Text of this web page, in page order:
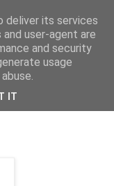
condividere
deliver its services
user-agent are
and security
usage
IT